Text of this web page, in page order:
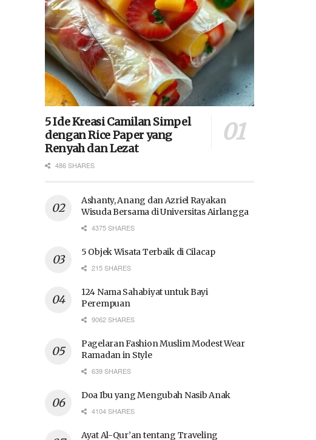
5 Ide Kreasi Camilan Simpel
dengan Rice Paper yang
Renyah dan Lezat
486 SHARES
Ashanty, Anang dan Azriel Rayakan
Wisuda Bersama di Universitas Airlangga
4375 SHARES
5 Objek Wisata Terbaik di Cilacap
215 SHARES
124 Nama Sahabiyat untuk Bayi
Perempuan
9062 SHARES
Pagelaran Fashion Muslim Modest Wear
Ramadan in Style
639 SHARES
Doa Ibu yang Mengubah Nasib Anak
4104 SHARES
Ayat Al-Qur’an tentang Traveling